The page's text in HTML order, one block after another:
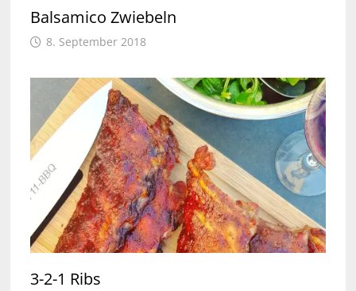
Balsamico Zwiebeln
8. September 2018
3-2-1 Ribs